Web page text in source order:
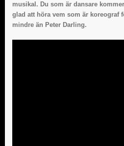
musikal. Du som är dansare
glad att höra vem som är koreograf
mindre än Peter Darling.